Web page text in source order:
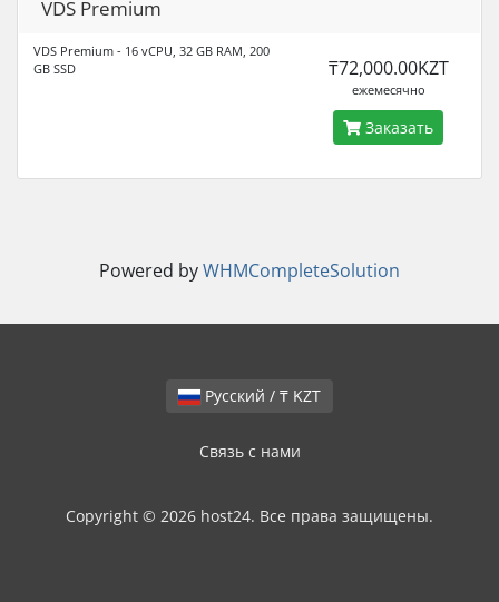
VDS Premium
VDS Premium - 16 vCPU, 32 GB RAM, 200
GB SSD
₸72,000.00KZT
ежемесячно
Заказать
Powered byWHMCompleteSolution
Русский / ₸ KZT
Связь с нами
Copyright © 2026 host24. Все права защищены.